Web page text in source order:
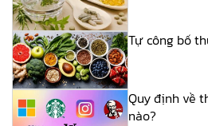
Tự công bố
Quy định về
nào?